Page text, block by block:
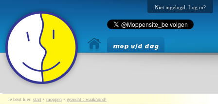
Niet ingelogd. Log in?
mop v/d dag
Je bent hier: start • moppen • gezocht : waakhond!